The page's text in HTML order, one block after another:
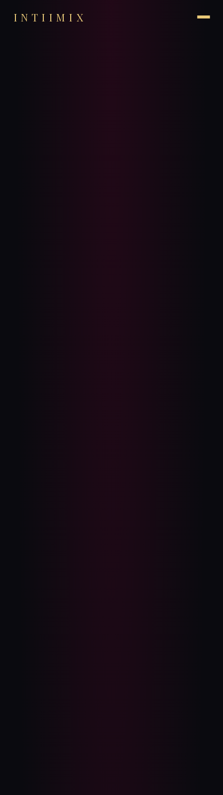
INTIIMIX